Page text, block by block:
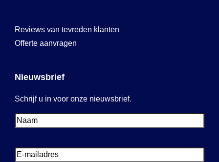
Reviews van tevreden klanten
Offerte aanvragen
Nieuwsbrief
Schrijf u in voor onze nieuwsbrief.
Voornaam
E-